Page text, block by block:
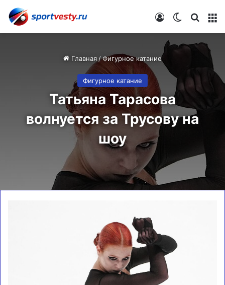
Switch skin
Войти
Главная /Фигурное катание
Фигурное катание
Татьяна Тарасова
волнуется за Трусову на
шоу